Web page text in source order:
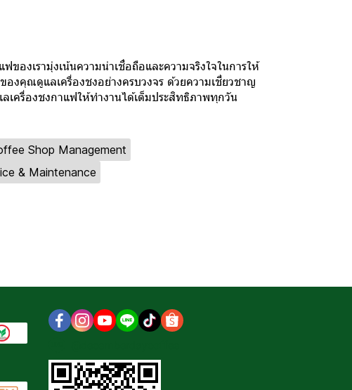
ของเรามุ่งเน้นความน่าเชื่อถือและความจริงใจในการให้
องคุณดูแลเครื่องชงอย่างครบวงจร ด้วยความเชี่ยวชาญ
เครื่องชงกาแฟให้ทำงานได้เต็มประสิทธิภาพทุกวัน
Shop Management
& Maintenance